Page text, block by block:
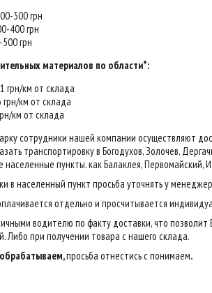
300 грн
400 грн
грн
материалов по области*:
грн/км от склада
грн/км от склада
км от склада
сотрудники нашей компании осуществляют
транспортировку в Богодухов, Золочев,
населенные пункты. как Балаклея,
в населенный пункт просьба уточнять у
отдельно и просчитывается
водителю по факту доставки, что
Либо при получении товара с нашего склада.
просьба отнестись с понимаем.